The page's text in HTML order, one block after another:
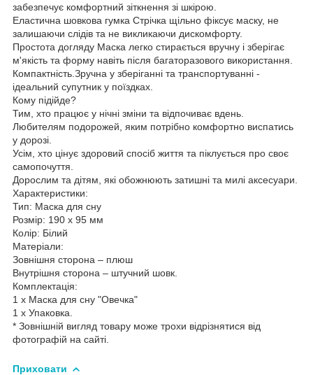
забезпечує комфортний зіткнення зі шкірою.
Еластична шовкова гумка Стрічка щільно фіксує маску, не
залишаючи слідів та не викликаючи дискомфорту.
Простота догляду Маска легко стирається вручну і зберігає
м'якість та форму навіть після багаторазового використання.
Компактність.Зручна у зберіганні та транспортуванні -
ідеальний супутник у поїздках.
Кому підійде?
Тим, хто працює у нічні зміни та відпочиває вдень.
Любителям подорожей, яким потрібно комфортно виспатись
у дорозі.
Усім, хто цінує здоровий спосіб життя та піклується про своє
самопочуття.
Дорослим та дітям, які обожнюють затишні та милі аксесуари.
Характеристики:
Тип: Маска для сну
Розмір: 190 х 95 мм
Колір: Білий
Матеріали:
Зовнішня сторона – плюш
Внутрішня сторона – штучний шовк.
Комплектація:
1 х Маска для сну "Овечка"
1 х Упаковка.
* Зовнішній вигляд товару може трохи відрізнятися від
фотографій на сайті.
Приховати